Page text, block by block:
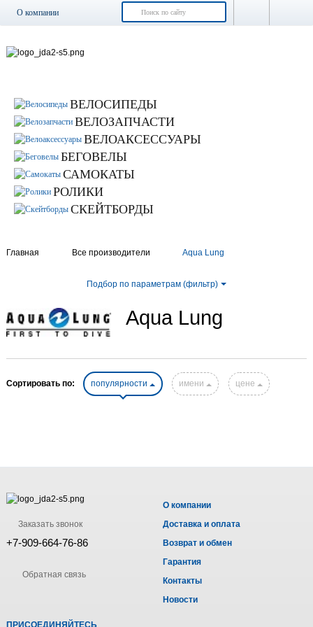
О компании
Новости
ВЕЛОСИПЕДЫ
ВЕЛОЗАПЧАСТИ
ВЕЛОАКСЕССУАРЫ
БЕГОВЕЛЫ
САМОКАТЫ
РОЛИКИ
СКЕЙТБОРДЫ
Главная Все производители Aqua Lung
Подбор по параметрам (фильтр)
Aqua Lung
Сортировать по: популярности имени цене
Заказать звонок
+7-909-664-76-86
Обратная связь
О компании
Доставка и оплата
Возврат и обмен
Гарантия
Контакты
Новости
ПРИСОЕДИНЯЙТЕСЬ